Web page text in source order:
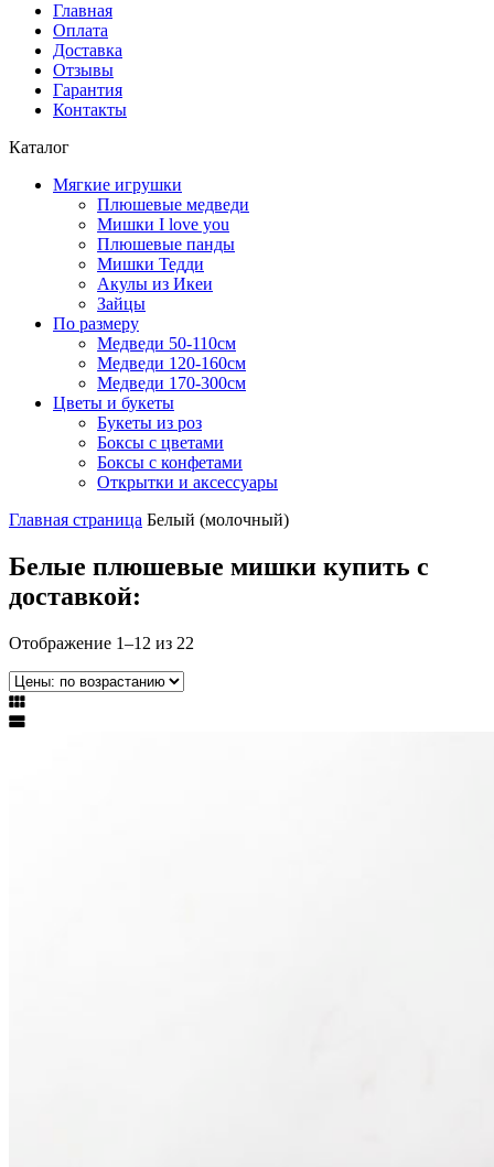
Главная
Оплата
Доставка
Отзывы
Гарантия
Контакты
Каталог
Мягкие игрушки
Плюшевые медведи
Мишки I love you
Плюшевые панды
Мишки Тедди
Акулы из Икеи
Зайцы
По размеру
Медведи 50-110см
Медведи 120-160см
Медведи 170-300см
Цветы и букеты
Букеты из роз
Боксы с цветами
Боксы с конфетами
Открытки и аксессуары
Главная страница Белый (молочный)
Белые плюшевые мишки купить с
доставкой:
Отображение 1–12 из 22